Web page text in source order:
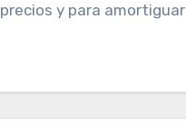
y para amortiguar